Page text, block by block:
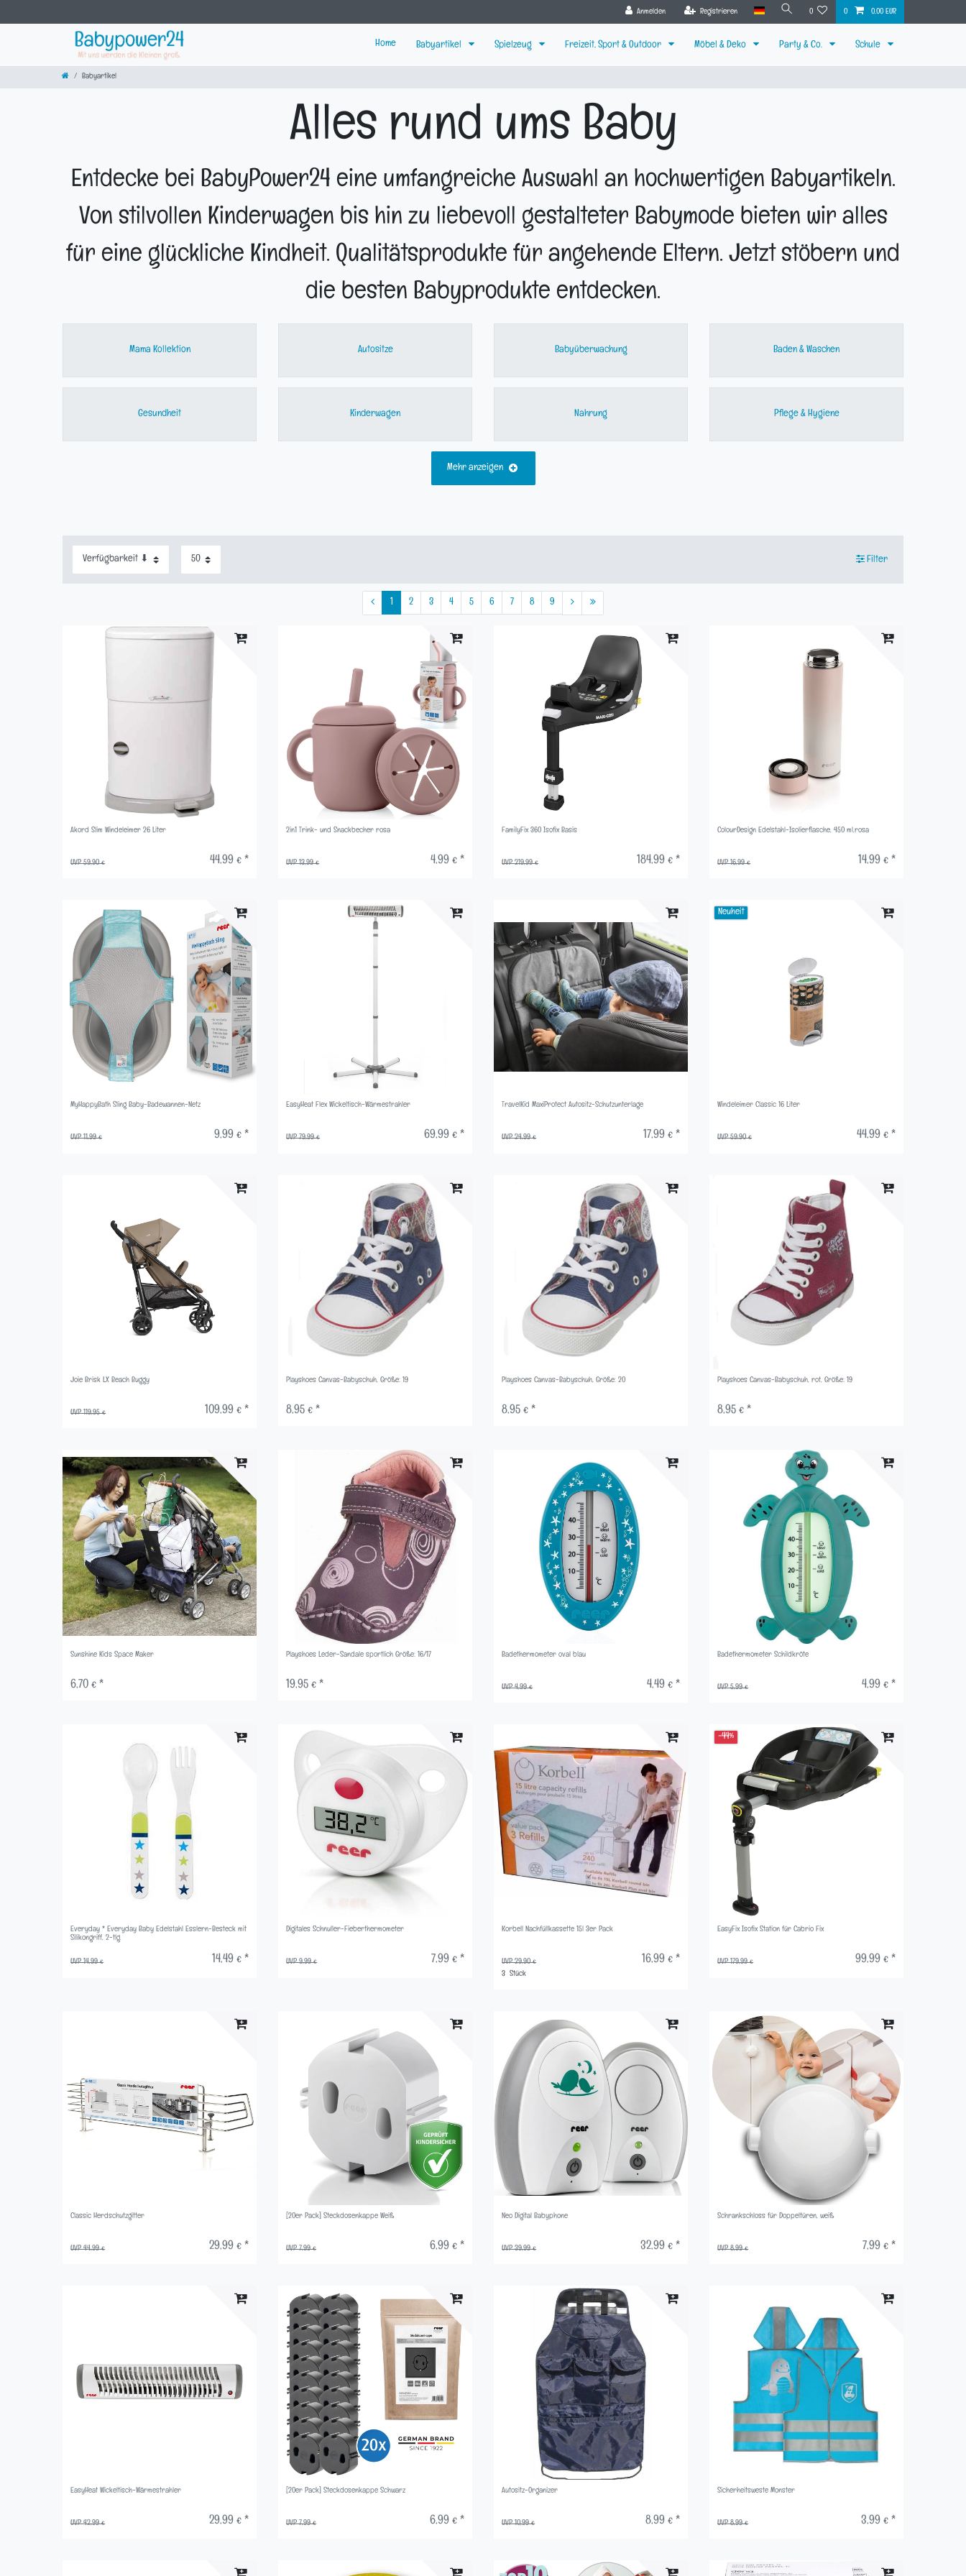
Anmelden Registrieren 0 0 0,00 EUR
Home Babyartikel Spielzeug Freizeit, Sport & Outdoor Möbel & Deko Party & Co. Schule
Babyartikel
Alles rund ums Baby
Entdecke bei BabyPower24 eine umfangreiche Auswahl an hochwertigen Babyartikeln.
Von stilvollen Kinderwagen bis hin zu liebevoll gestalteter Babymode bieten wir alles
für eine glückliche Kindheit. Qualitätsprodukte für angehende Eltern. Jetzt stöbern und
die besten Babyprodukte entdecken.
Mama Kollektion Autositze Babyüberwachung Baden & Waschen
Gesundheit Kinderwagen Nahrung Pflege & Hygiene
Mehr anzeigen
Filter
2 3 4 5 6 7 8 9
Akord Slim Windeleimer 26 Liter
UVP 59,90 € 44,99 € *
2in1 Trink- und Snackbecher rosa
UVP 13,99 € 4,99 € *
FamilyFix 360 Isofix Basis
UVP 219,99 € 184,99 € *
ColourDesign Edelstahl-Isolierflasche, 450 ml,rosa
UVP 16,99 € 14,99 € *
MyHappyBath Sling Baby-Badewannen-Netz
UVP 11,99 € 9,99 € *
EasyHeat Flex Wickeltisch-Wärmestrahler
UVP 79,99 € 69,99 € *
TravelKid MaxiProtect Autositz-Schutzunterlage
UVP 24,99 € 17,99 € *
Neuheit
Windeleimer Classic 16 Liter
UVP 59,90 € 44,99 € *
Joie Brisk LX Beach Buggy
UVP 119,95 € 109,99 € *
Playshoes Canvas-Babyschuh, Größe: 19
8,95 € *
Playshoes Canvas-Babyschuh, Größe: 20
8,95 € *
Playshoes Canvas-Babyschuh, rot, Größe: 19
8,95 € *
Sunshine Kids Space Maker
6,70 € *
Playshoes Leder-Sandale sportlich Größe: 16/17
19,95 € *
Badethermometer oval blau
UVP 4,99 € 4,49 € *
Badethermometer Schildkröte
UVP 5,99 € 4,99 € *
Everyday * Everyday Baby Edelstahl Esslern-Besteck mit
Silikongriff, 2-tlg.
UVP 14,99 € 14,49 € *
Digitales Schnuller-Fieberthermometer
UVP 9,99 € 7,99 € *
Korbell Nachfüllkassette 15l 3er Pack
UVP 29,90 € 16,99 € *
3 Stück
-44%
EasyFix Isofix Station für Cabrio Fix
UVP 179,99 € 99,99 € *
Classic Herdschutzgitter
UVP 44,99 € 29,99 € *
[20er Pack] Steckdosenkappe Weiß
UVP 7,99 € 6,99 € *
Neo Digital Babyphone
UVP 39,99 € 32,99 € *
Schrankschloss für Doppeltüren, weiß
UVP 8,99 € 7,99 € *
EasyHeat Wickeltisch-Wärmestrahler
UVP 42,99 € 29,99 € *
[20er Pack] Steckdosenkappe Schwarz
UVP 7,99 € 6,99 € *
Autositz-Organizer
UVP 10,99 € 8,99 € *
Sicherheitsweste Monster
UVP 8,99 € 3,99 € *